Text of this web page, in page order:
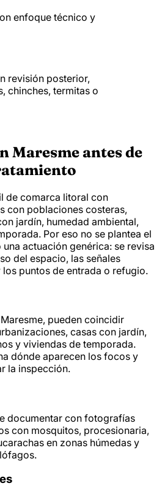
enfoque técnico y
revisión posterior,
chinches, termitas o
Maresme antes de
de comarca litoral con
con poblaciones costeras,
jardín, humedad ambiental,
Por eso no se plantea el
actuación genérica: se revisa
del espacio, las señales
puntos de entrada o refugio.
pueden coincidir
casas con jardín,
y viviendas de temporada.
dónde aparecen los focos y
la inspección.
documentar con fotografías
con mosquitos, procesionaria,
en zonas húmedas y